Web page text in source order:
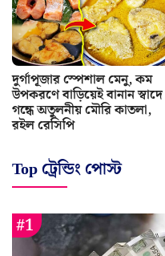
দুর্গাপূজার স্পেশাল মেনু, কম
উপকরণে বাড়িয়েই বানান স্বাদে
গন্ধে অতুলনীয় মৌরি কাতলা,
রইল রেসিপি
Top ট্রেন্ডিং পোস্ট